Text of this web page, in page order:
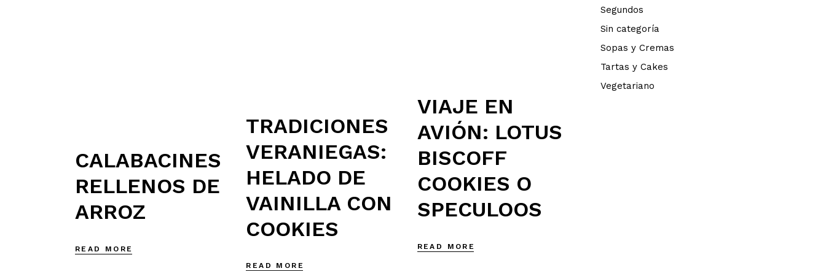
CALABACINES
RELLENOS DE
ARROZ
READ MORE
TRADICIONES
VERANIEGAS:
HELADO DE
VAINILLA CON
COOKIES
READ MORE
VIAJE EN
AVIÓN: LOTUS
BISCOFF
COOKIES O
SPECULOOS
READ MORE
Segundos
Sin categoría
Sopas y Cremas
Tartas y Cakes
Vegetariano